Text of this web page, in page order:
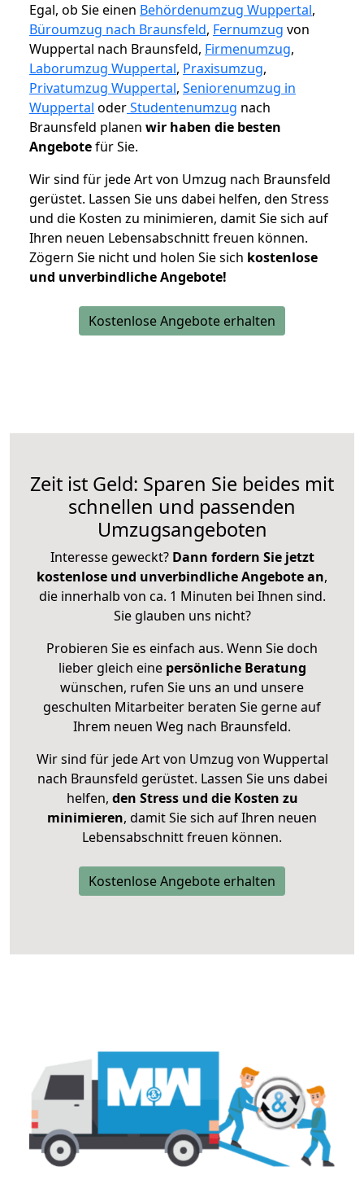
Egal, ob Sie einen Behördenumzug Wuppertal,
Büroumzug nach Braunsfeld, Fernumzug von
Wuppertal nach Braunsfeld, Firmenumzug,
Laborumzug Wuppertal, Praxisumzug,
Privatumzug Wuppertal, Seniorenumzug in
Wuppertal oderStudentenumzug nach
Braunsfeld planen wir haben die besten
Angebotefür Sie.
Wir sind für jede Art von Umzug nach Braunsfeld
gerüstet. Lassen Sie uns dabei helfen, den Stress
und die Kosten zu minimieren, damit Sie sich auf
Ihren neuen Lebensabschnitt freuen können.
Zögern Sie nicht und holen Sie sich kostenlose
und unverbindliche Angebote!
Kostenlose Angebote erhalten
Zeit ist Geld: Sparen Sie beides mit
schnellen und passenden
Umzugsangeboten
Interesse geweckt? Dann fordern Sie jetzt
kostenlose und unverbindliche Angebote an,
die innerhalb von ca. 1 Minuten bei Ihnen sind.
Sie glauben uns nicht?
Probieren Sie es einfach aus. Wenn Sie doch
lieber gleich eine persönliche Beratung
wünschen, rufen Sie uns an und unsere
geschulten Mitarbeiter beraten Sie gerne auf
Ihrem neuen Weg nach Braunsfeld.
Wir sind für jede Art von Umzug von Wuppertal
nach Braunsfeld gerüstet. Lassen Sie uns dabei
helfen, den Stress und die Kosten zu
minimieren, damit Sie sich auf Ihren neuen
Lebensabschnitt freuen können.
Kostenlose Angebote erhalten